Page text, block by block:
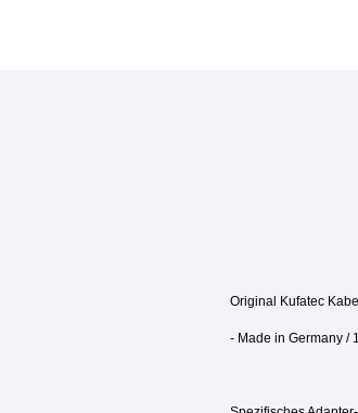
Original Kufatec
- Made in Germany /